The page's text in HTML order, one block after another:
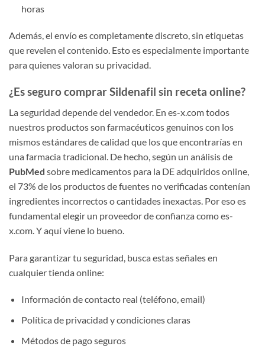
horas
Además, el envío es completamente discreto, sin etiquetas
que revelen el contenido. Esto es especialmente importante
para quienes valoran su privacidad.
¿Es seguro comprar Sildenafil sin receta online?
La seguridad depende del vendedor. En es-x.com todos
nuestros productos son farmacéuticos genuinos con los
mismos estándares de calidad que los que encontrarías en
una farmacia tradicional. De hecho, según un análisis de
PubMed sobre medicamentos para la DE adquiridos online,
el 73% de los productos de fuentes no verificadas contenían
ingredientes incorrectos o cantidades inexactas. Por eso es
fundamental elegir un proveedor de confianza como es-
x.com. Y aquí viene lo bueno.
Para garantizar tu seguridad, busca estas señales en
cualquier tienda online:
Información de contacto real (teléfono, email)
Política de privacidad y condiciones claras
Métodos de pago seguros